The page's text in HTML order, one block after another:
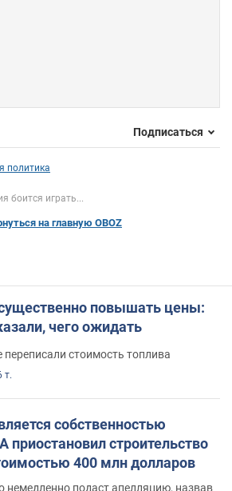
Подписаться
политика
боится играть...
на главную OBOZ
повышать цены:
чего ожидать
стоимость топлива
т.
собственностью
строительство
400 млн долларов
немедленно подаст апелляцию, назвав